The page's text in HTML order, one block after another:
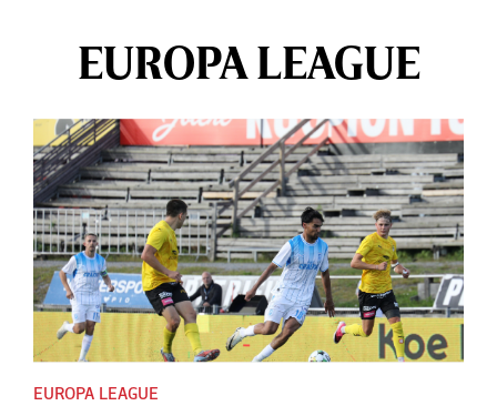
EUROPA LEAGUE
EUROPA LEAGUE